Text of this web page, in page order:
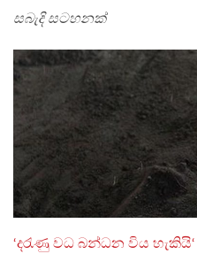
සබැදි සටහනක්
‘දරැණු වධ බන්ධන විය